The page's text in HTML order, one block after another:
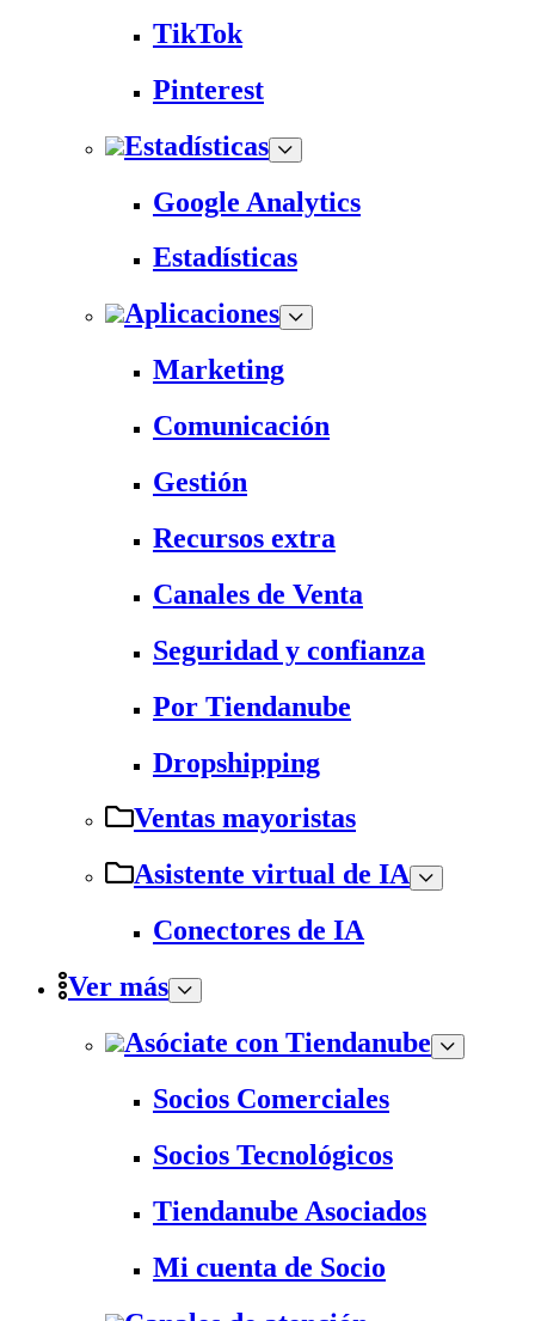
TikTok
Pinterest
Estadísticas
Google Analytics
Estadísticas
Aplicaciones
Marketing
Comunicación
Gestión
Recursos extra
Canales de Venta
Seguridad y confianza
Por Tiendanube
Dropshipping
Ventas mayoristas
Asistente virtual de IA
Conectores de IA
Ver más
Asóciate con Tiendanube
Socios Comerciales
Socios Tecnológicos
Tiendanube Asociados
Mi cuenta de Socio